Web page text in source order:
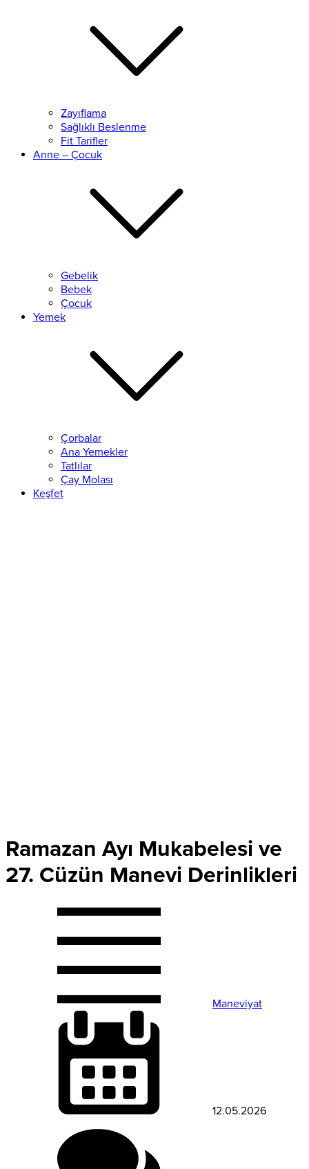
Zayıflama
Sağlıklı Beslenme
Fit Tarifler
Anne – Çocuk
Gebelik
Bebek
Çocuk
Yemek
Çorbalar
Ana Yemekler
Tatlılar
Çay Molası
Keşfet
Ramazan Ayı Mukabelesi ve
27. Cüzün Manevi Derinlikleri
Maneviyat
12.05.2026